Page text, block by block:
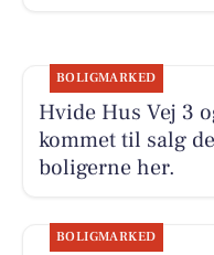
BOLIGMARKED
Hvide Hus Vej 3
kommet til salg
boligerne her.
BOLIGMARKED